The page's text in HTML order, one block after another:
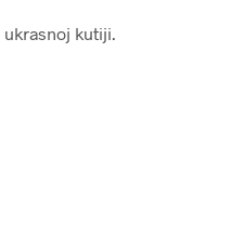
kutiji.